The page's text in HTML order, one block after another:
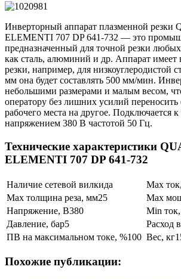
Инверторный аппарат плазменной резки
ELEMENTI 707 DP 641-732 — это
предназначенный для точной резки
как сталь, алюминий и др. Аппарат имеет
резки, например, для низкоуглеродистой
мм она будет составлять 500 мм/мин.
небольшими размерами и малым весом,
оператору без лишних усилий переносить
рабочего места на другое. Подключается к
напряжением 380 В частотой 50 Гц.
Технические характеристики
ELEMENTI 707 DP 641-732
Наличие сетевой вилкида Max
Max толщина реза, мм25 Max
Напряжение, В380 Min
Давление, бар5 Расход
ПВ на максимальном токе, %100 Вес, кг
Похожие публикации: